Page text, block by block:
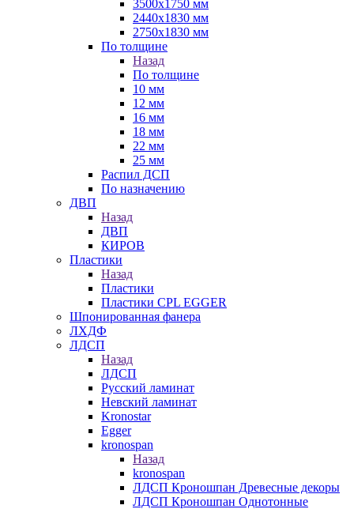
3500х1750 мм
2440х1830 мм
2750х1830 мм
По толщине
Назад
По толщине
10 мм
12 мм
16 мм
18 мм
22 мм
25 мм
Распил ДСП
По назначению
ДВП
Назад
ДВП
КИРОВ
Пластики
Назад
Пластики
Пластики CPL EGGER
Шпонированная фанера
ЛХДФ
ЛДСП
Назад
ЛДСП
Русский ламинат
Невский ламинат
Kronostar
Egger
kronospan
Назад
kronospan
ЛДСП Кроношпан Древесные декоры
ЛДСП Кроношпан Однотонные